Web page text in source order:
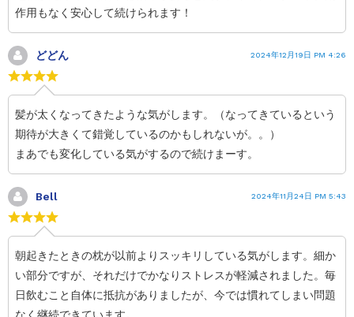
作用もなく安心して続けられます！
どどん 2024年12月19日 PM 4:26
髪が太くなってきたような気がします。（なってきているという
期待が大きくて錯覚しているのかもしれないが。。）
まあでも変化している気がするので続けまーす。
Bell 2024年11月24日 PM 5:43
朝起きたときの枕が以前よりスッキリしている気がします。細か
い部分ですが、それだけでかなりストレスが軽減されました。毎
日飲むこと自体に抵抗がありましたが、今では慣れてしまい問題